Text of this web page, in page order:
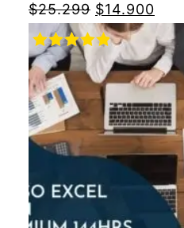
$25.299 $14.900
Valorado
con5.00de
5